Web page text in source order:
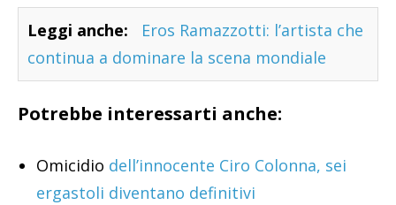
Leggi anche:
Eros Ramazzotti: l’artista che
continua a dominare la scena mondiale
Potrebbe interessarti anche:
Omicidio dell’innocente Ciro Colonna, sei
ergastoli diventano definitivi